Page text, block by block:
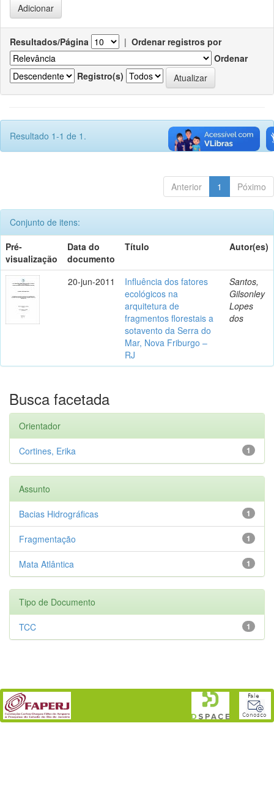
Resultados/Página | Ordenar registros por
Ordenar
Registro(s)
Resultado 1-1 de 1.
Anterior 1 Póximo
Conjunto de itens:
Pré-
visualização
Data do
documento
Título Autor(es)
20-jun-2011
Influência dos fatores
ecológicos na
arquitetura de
fragmentos florestais a
sotavento da Serra do
Mar, Nova Friburgo –
RJ
Santos,
Gilsonley
Lopes
dos
Busca facetada
Orientador
1
Cortines, Erika
Assunto
1
Bacias Hidrográficas
1
Fragmentação
1
Mata Atlântica
Tipo de Documento
1
TCC